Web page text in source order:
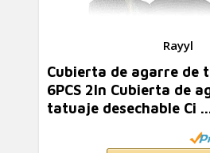
Rayyl
Cubierta de agarre de
6PCS 2In Cubierta de
tatuaje desechable Ci